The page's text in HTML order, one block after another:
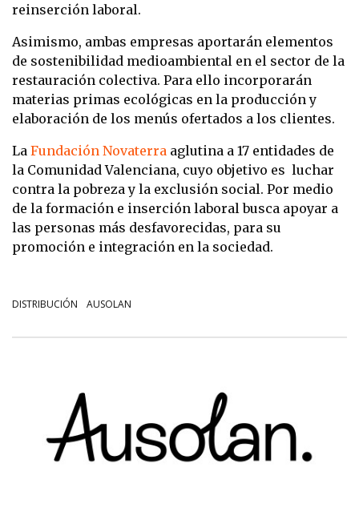
reinserción laboral.
Asimismo, ambas empresas aportarán elementos
de sostenibilidad medioambiental en el sector de la
restauración colectiva. Para ello incorporarán
materias primas ecológicas en la producción y
elaboración de los menús ofertados a los clientes.
La Fundación Novaterra aglutina a 17 entidades de
la Comunidad Valenciana, cuyo objetivo es luchar
contra la pobreza y la exclusión social. Por medio
de la formación e inserción laboral busca apoyar a
las personas más desfavorecidas, para su
promoción e integración en la sociedad.
DISTRIBUCIÓN AUSOLAN